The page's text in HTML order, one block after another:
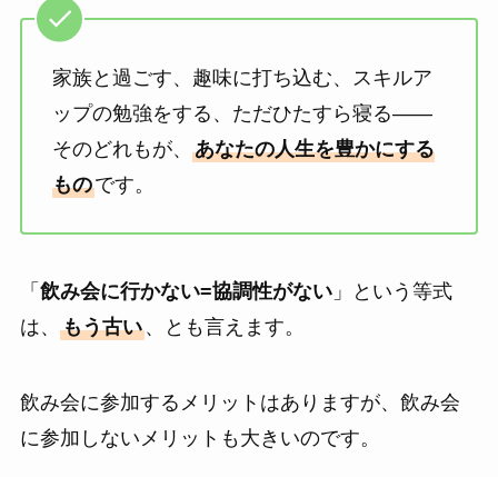
家族と過ごす、趣味に打ち込む、スキルア
ップの勉強をする、ただひたすら寝る――
そのどれもが、 あなたの人生を豊かにする
ものです。
「 飲み会に行かない=協調性がない」という等式
は、 もう古い、とも言えます。
飲み会に参加するメリットはありますが、飲み会
に参加しないメリットも大きいのです。